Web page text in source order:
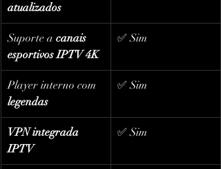
atualizados
Suporte a canais
esportivos IPTV 4K
✅ Sim
Player interno com
legendas
✅ Sim
VPN integrada
IPTV
✅ Sim